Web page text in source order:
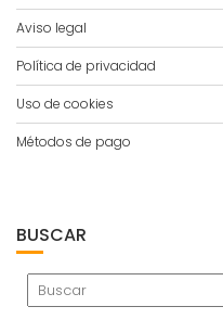
Aviso legal
Política de privacidad
Uso de cookies
Métodos de pago
BUSCAR